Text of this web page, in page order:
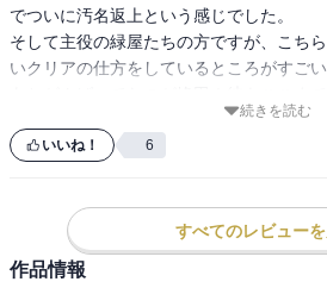
でついに汚名返上という感じでした。
そして主役の緑屋たちの方ですが、こち
いクリアの仕方をしているところがすごい
ったのですが、この巻では緑屋の影響な
がしっかり見れよかったです。
ごいよかったように思います。
この巻から次の内容にも入っていきます
す。
続きを読む
いいね！ 6
すべてのレビュー
作品情報